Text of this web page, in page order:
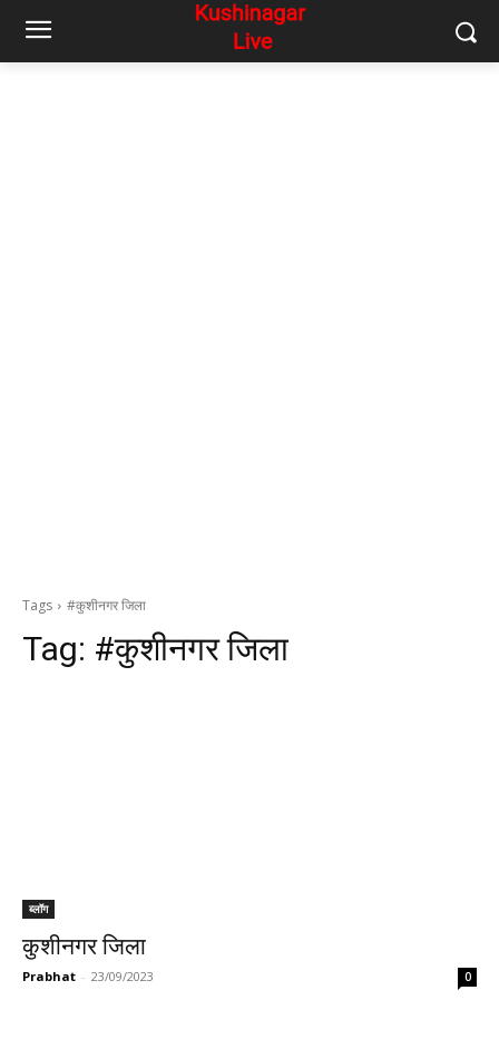
Tags #कुशीनगर जिला
Tag: #कुशीनगर जिला
ब्लॉग
कुशीनगर जिला
Prabhat - 23/09/2023 0